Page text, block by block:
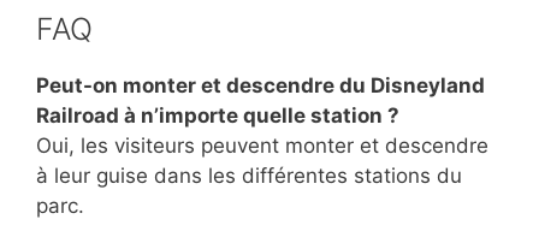
FAQ
Peut-on monter et descendre du Disneyland
Railroad à n’importe quelle station ?
Oui, les visiteurs peuvent monter et descendre
à leur guise dans les différentes stations du
parc.